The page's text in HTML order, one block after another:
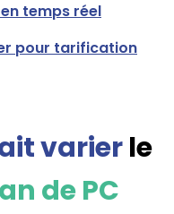
temps réel
pour tarification
varierle
de PC